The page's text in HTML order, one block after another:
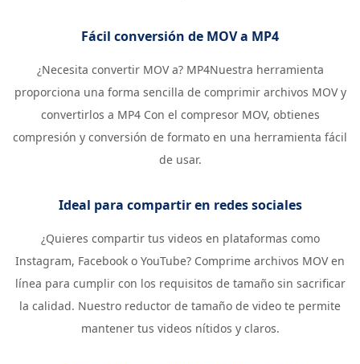
Fácil conversión de MOV a MP4
¿Necesita convertir MOV a? MP4Nuestra herramienta
proporciona una forma sencilla de comprimir archivos MOV y
convertirlos a MP4 Con el compresor MOV, obtienes
compresión y conversión de formato en una herramienta fácil
de usar.
Ideal para compartir en redes sociales
¿Quieres compartir tus videos en plataformas como
Instagram, Facebook o YouTube? Comprime archivos MOV en
línea para cumplir con los requisitos de tamaño sin sacrificar
la calidad. Nuestro reductor de tamaño de video te permite
mantener tus videos nítidos y claros.